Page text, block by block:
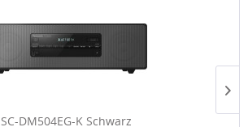
SC-DM504EG-K Schwarz